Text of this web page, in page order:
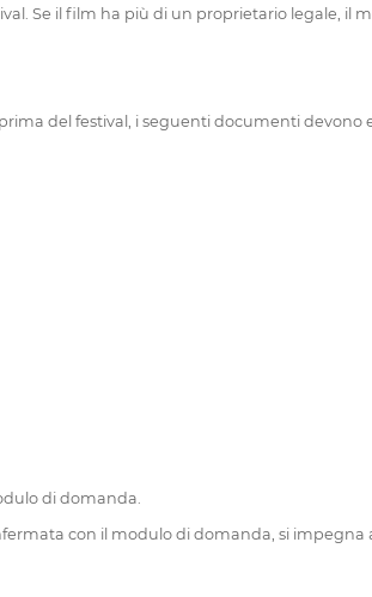
Se il film ha più di un proprietario legale,
del festival, i seguenti documenti
di domanda.
con il modulo di domanda, si